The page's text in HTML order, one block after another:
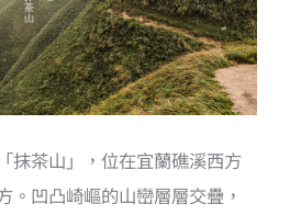
抹茶山」，位在宜蘭礁溪西方
。凹凸崎嶇的山巒層層交疊，